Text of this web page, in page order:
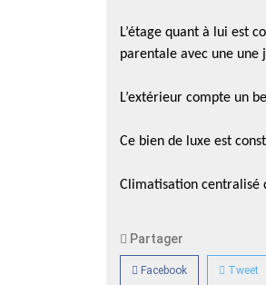
L’étage quant à lui est
parentale avec une une
L’extérieur compte un
Ce bien de luxe est
Climatisation centralisé
Partager
Facebook Tweet